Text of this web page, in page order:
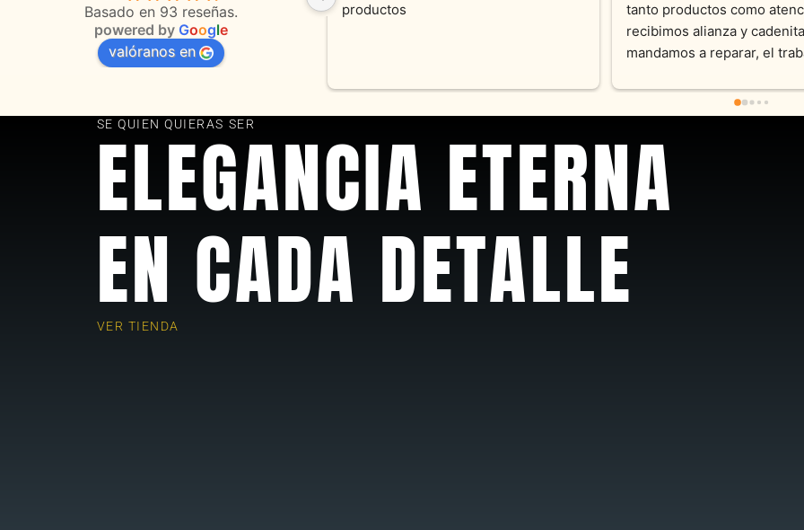
Basado en 93 reseñas.
powered by Google
valóranos en
orientaciones convenientes
en todo momento con dedicación.
Joyas y siempre muy
sus productos. Una Belleza
pieza y siempre satisfecha
recomendable
SE QUIEN QUIERAS SER
ELEGANCIA ETERNA
EN CADA DETALLE
VER TIENDA